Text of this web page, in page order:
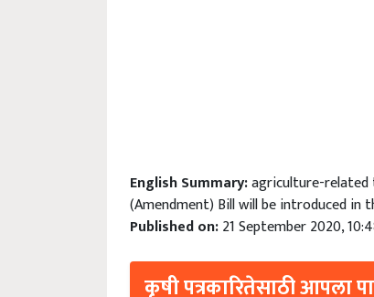
English Summary:agriculture-related
(Amendment) Bill will be introduced in
Published on:21 September 2020,
कृषी पत्रकारितेसाठी आपला